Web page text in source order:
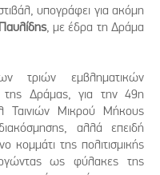
υπογράφει για ακόμη
, με έδρα τη Δράμα
εμβληματικών
Δράμας, για την 49η
Ταινιών Μικρού Μήκους
αλλά επειδή
κομμάτι της πολιτισμικής
ως φύλακες της